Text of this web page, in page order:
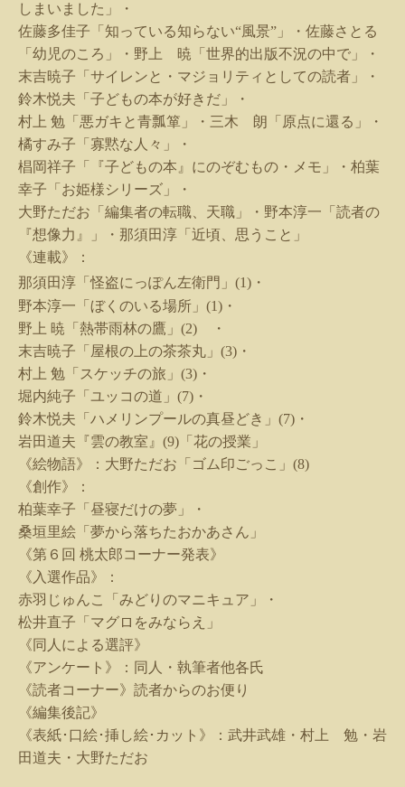
しまいました」・
佐藤多佳子「知っている知らない“風景” 」・佐藤さとる
「幼児のころ」・野上 暁「世界的出版不況の中で」・
末吉暁子「サイレンと・マジョリティとしての読者」・
鈴木悦夫「子どもの本が好きだ」・
村上 勉「悪ガキと青瓢箪」・三木 朗「原点に還る」・
橘すみ子「寡黙な人々」・
椙岡祥子「『子どもの本』にのぞむもの・メモ」・柏葉
幸子「お姫様シリーズ」・
大野ただお「編集者の転職、天職」・野本淳一「読者の
『想像力』」・那須田淳「近頃、思うこと」
《連載》：
那須田淳「怪盗にっぽん左衛門」 (1) ・
野本淳一「ぼくのいる場所」 (1) ・
野上 暁「熱帯雨林の鷹」 (2) ・
末吉暁子「屋根の上の茶茶丸」 (3) ・
村上 勉「スケッチの旅」 (3) ・
堀内純子「ユッコの道」 (7) ・
鈴木悦夫「ハメリンプールの真昼どき」 (7) ・
岩田道夫『雲の教室』 (9) 「花の授業」
《絵物語》：大野ただお「ゴム印ごっこ」 (8)
《創作》：
柏葉幸子「昼寝だけの夢」・
桑垣里絵「夢から落ちたおかあさん」
《第６回 桃太郎コーナー発表》
《入選作品》：
赤羽じゅんこ「みどりのマニキュア」・
松井直子「マグロをみならえ」
《同人による選評》
《アンケート》：同人・執筆者他各氏
《読者コーナー》読者からのお便り
《編集後記》
《表紙･口絵･挿し絵･カット》：武井武雄・村上 勉・岩
田道夫・大野ただお